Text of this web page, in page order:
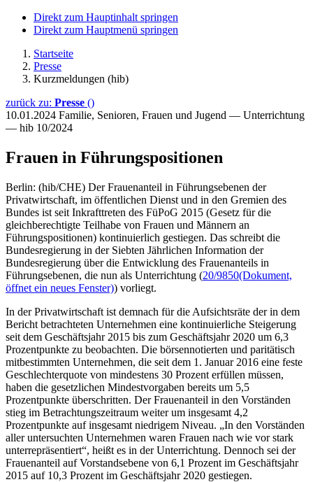
Direkt zum Hauptinhalt springen
Direkt zum Hauptmenü springen
Startseite
Presse
Kurzmeldungen (hib)
zurück zu: Presse ()
10.01.2024 Familie, Senioren, Frauen und Jugend — Unterrichtung
— hib 10/2024
Frauen in Führungspositionen
Berlin: (hib/CHE) Der Frauenanteil in Führungsebenen der
Privatwirtschaft, im öffentlichen Dienst und in den Gremien des
Bundes ist seit Inkrafttreten des FüPoG 2015 (Gesetz für die
gleichberechtigte Teilhabe von Frauen und Männern an
Führungspositionen) kontinuierlich gestiegen. Das schreibt die
Bundesregierung in der Siebten Jährlichen Information der
Bundesregierung über die Entwicklung des Frauenanteils in
Führungsebenen, die nun als Unterrichtung (20/9850(Dokument,
öffnet ein neues Fenster)) vorliegt.
In der Privatwirtschaft ist demnach für die Aufsichtsräte der in dem
Bericht betrachteten Unternehmen eine kontinuierliche Steigerung
seit dem Geschäftsjahr 2015 bis zum Geschäftsjahr 2020 um 6,3
Prozentpunkte zu beobachten. Die börsennotierten und paritätisch
mitbestimmten Unternehmen, die seit dem 1. Januar 2016 eine feste
Geschlechterquote von mindestens 30 Prozent erfüllen müssen,
haben die gesetzlichen Mindestvorgaben bereits um 5,5
Prozentpunkte überschritten. Der Frauenanteil in den Vorständen
stieg im Betrachtungszeitraum weiter um insgesamt 4,2
Prozentpunkte auf insgesamt niedrigem Niveau. „In den Vorständen
aller untersuchten Unternehmen waren Frauen nach wie vor stark
unterrepräsentiert“, heißt es in der Unterrichtung. Dennoch sei der
Frauenanteil auf Vorstandsebene von 6,1 Prozent im Geschäftsjahr
2015 auf 10,3 Prozent im Geschäftsjahr 2020 gestiegen.